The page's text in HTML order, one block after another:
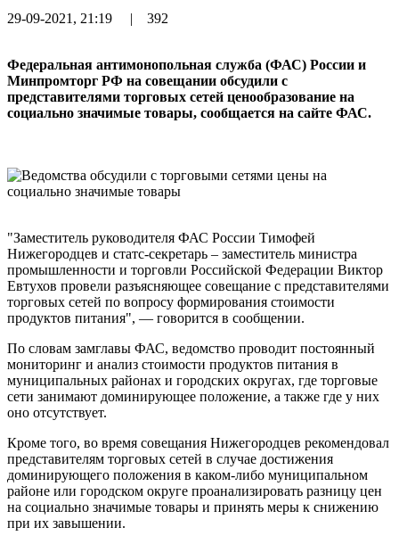
29-09-2021, 21:19 | 392
Федеральная антимонопольная служба (ФАС) России и
Минпромторг РФ на совещании обсудили с
представителями торговых сетей ценообразование на
социально значимые товары, сообщается на сайте ФАС.
"Заместитель руководителя ФАС России Тимофей
Нижегородцев и статс-секретарь – заместитель министра
промышленности и торговли Российской Федерации Виктор
Евтухов провели разъясняющее совещание с представителями
торговых сетей по вопросу формирования стоимости
продуктов питания", — говорится в сообщении.
По словам замглавы ФАС, ведомство проводит постоянный
мониторинг и анализ стоимости продуктов питания в
муниципальных районах и городских округах, где торговые
сети занимают доминирующее положение, а также где у них
оно отсутствует.
Кроме того, во время совещания Нижегородцев рекомендовал
представителям торговых сетей в случае достижения
доминирующего положения в каком-либо муниципальном
районе или городском округе проанализировать разницу цен
на социально значимые товары и принять меры к снижению
при их завышении.